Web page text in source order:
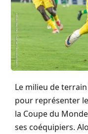
Le milieu de
pour représenter
la Coupe du
ses coéquipiers.